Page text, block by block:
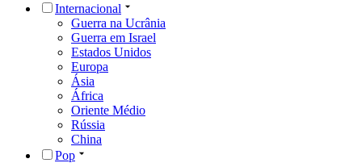
Internacional
Guerra na Ucrânia
Guerra em Israel
Estados Unidos
Europa
Ásia
África
Oriente Médio
Rússia
China
Pop